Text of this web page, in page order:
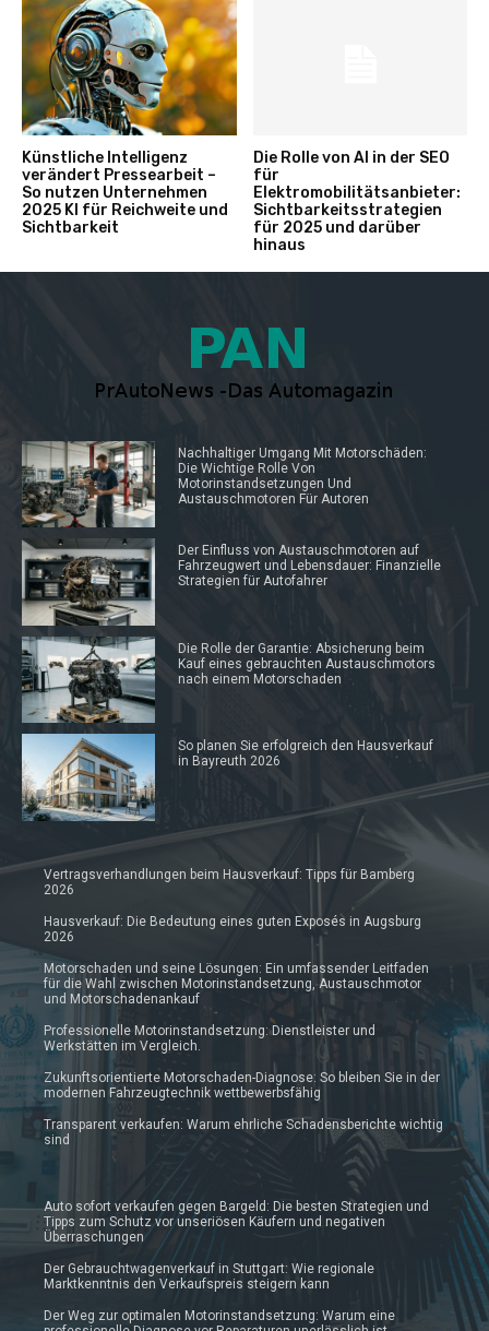
Künstliche Intelligenz
verändert Pressearbeit –
So nutzen Unternehmen
2025 KI für Reichweite und
Sichtbarkeit
Die Rolle von AI in der SEO
für
Elektromobilitätsanbieter:
Sichtbarkeitsstrategien
für 2025 und darüber
hinaus
Nachhaltiger Umgang Mit Motorschäden:
Die Wichtige Rolle Von
Motorinstandsetzungen Und
Austauschmotoren Für Autoren
Der Einfluss von Austauschmotoren auf
Fahrzeugwert und Lebensdauer: Finanzielle
Strategien für Autofahrer
Die Rolle der Garantie: Absicherung beim
Kauf eines gebrauchten Austauschmotors
nach einem Motorschaden
So planen Sie erfolgreich den Hausverkauf
in Bayreuth 2026
Vertragsverhandlungen beim Hausverkauf: Tipps für Bamberg
2026
Hausverkauf: Die Bedeutung eines guten Exposés in Augsburg
2026
Motorschaden und seine Lösungen: Ein umfassender Leitfaden
für die Wahl zwischen Motorinstandsetzung, Austauschmotor
und Motorschadenankauf
Professionelle Motorinstandsetzung: Dienstleister und
Werkstätten im Vergleich.
Zukunftsorientierte Motorschaden-Diagnose: So bleiben Sie in der
modernen Fahrzeugtechnik wettbewerbsfähig
Transparent verkaufen: Warum ehrliche Schadensberichte wichtig
sind
Auto sofort verkaufen gegen Bargeld: Die besten Strategien und
Tipps zum Schutz vor unseriösen Käufern und negativen
Überraschungen
Der Gebrauchtwagenverkauf in Stuttgart: Wie regionale
Marktkenntnis den Verkaufspreis steigern kann
Der Weg zur optimalen Motorinstandsetzung: Warum eine